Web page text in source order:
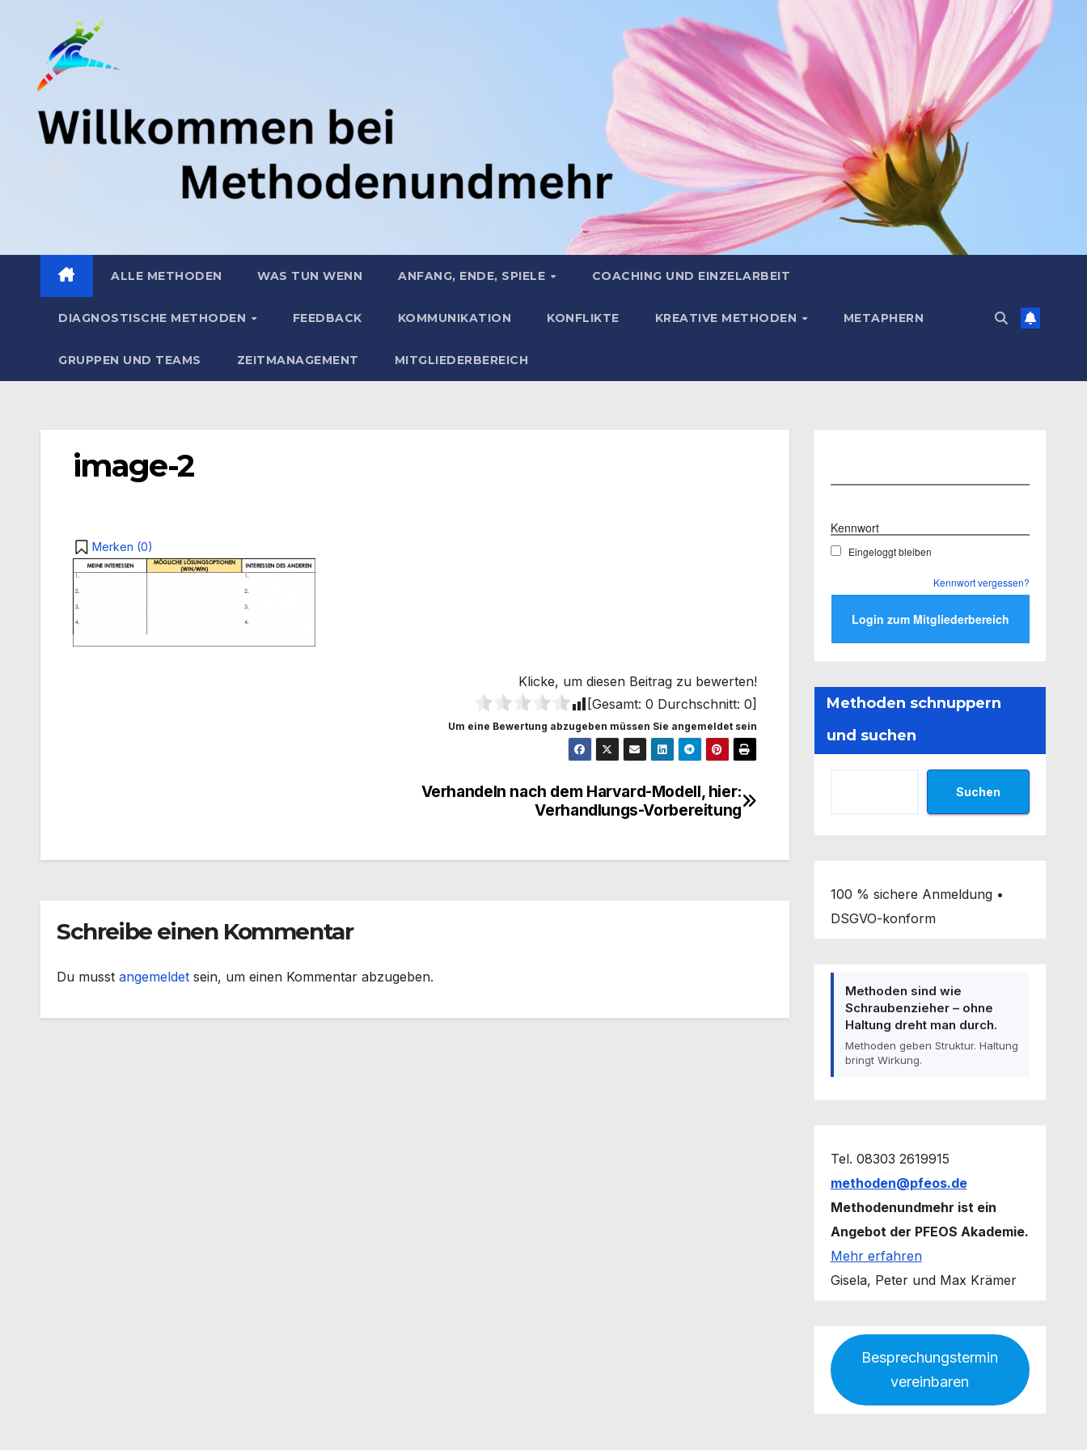
springen.
ALLE METHODEN WAS TUN WENN ANFANG, ENDE, SPIELE COACHING UND EINZELARBEIT
DIAGNOSTISCHE METHODEN FEEDBACK KOMMUNIKATION KONFLIKTE KREATIVE METHODEN METAPHERN
GRUPPEN UND TEAMS ZEITMANAGEMENT MITGLIEDERBEREICH
image-2
Merken (0)
Klicke, um diesen Beitrag zu bewerten!
[Gesamt: 0 Durchschnitt: 0]
Um eine Bewertung abzugeben müssen Sie angemeldet sein
Verhandeln nach dem Harvard-Modell, hier:
Verhandlungs-Vorbereitung
Schreibe einen Kommentar
Du musst angemeldet sein, um einen Kommentar abzugeben.
Kennwort
Eingeloggt bleiben
Kennwort vergessen?
Methoden schnuppern
und suchen
Suchen
100 % sichere Anmeldung •
DSGVO-konform
Methoden sind wie
Schraubenzieher – ohne
Haltung dreht man durch.
Methoden geben Struktur. Haltung
bringt Wirkung.
Tel. 08303 2619915
methoden@pfeos.de
Methodenundmehr ist ein
Angebot der PFEOS Akademie.
Mehr erfahren
Gisela, Peter und Max Krämer
Besprechungstermin
vereinbaren